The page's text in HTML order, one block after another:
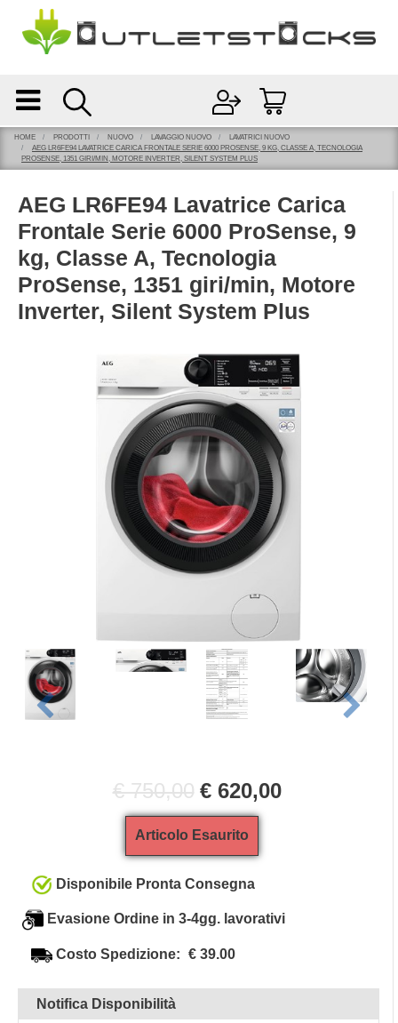
Open menu
HOME PRODOTTI NUOVO LAVAGGIO NUOVO
LAVATRICI NUOVO
AEG LR6FE94 LAVATRICE CARICA FRONTALE SERIE 6000 PROSENSE, 9 KG, CLASSE A, TECNOLOGIA
PROSENSE, 1351 GIRI/MIN, MOTORE INVERTER, SILENT SYSTEM PLUS
AEG LR6FE94 Lavatrice Carica
Frontale Serie 6000 ProSense, 9
kg, Classe A, Tecnologia
ProSense, 1351 giri/min, Motore
Inverter, Silent System Plus
€ 750,00 € 620,00
Articolo Esaurito
Disponibile Pronta Consegna
Evasione Ordine in 3-4gg. lavorativi
Costo Spedizione: € 39.00
Notifica Disponibilità